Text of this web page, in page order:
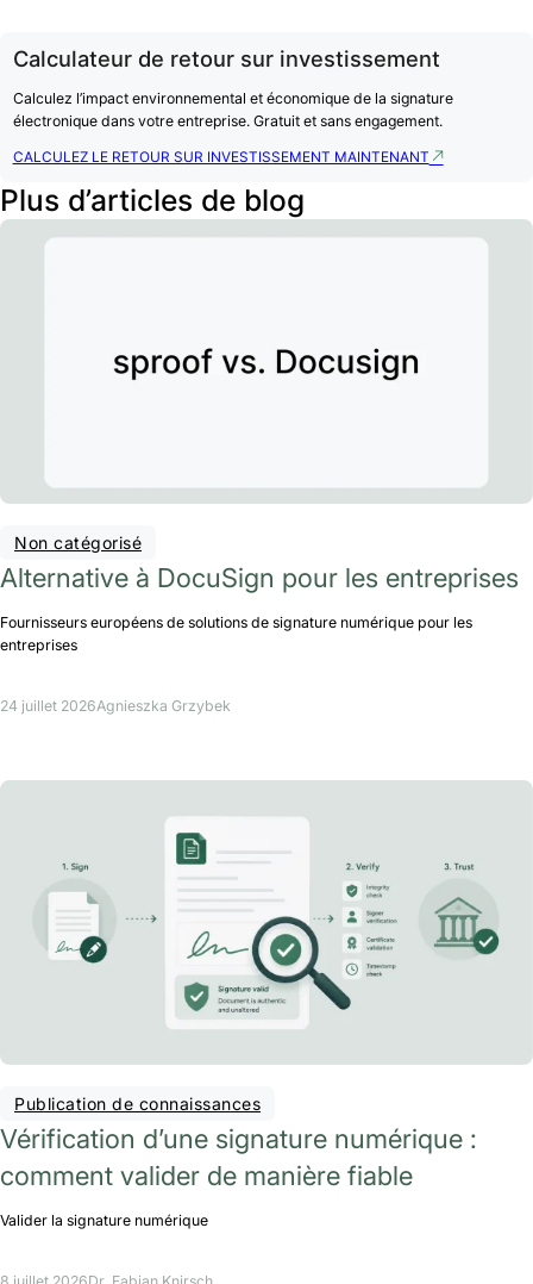
Calculateur de retour sur investissement
Calculez l’impact environnemental et économique de la signature
électronique dans votre entreprise. Gratuit et sans engagement.
CALCULEZ LE RETOUR SUR INVESTISSEMENT MAINTENANT
Plus d’articles de blog
Non catégorisé
Alternative à DocuSign pour les entreprises
Fournisseurs européens de solutions de signature numérique pour les
entreprises
24 juillet 2026Agnieszka Grzybek
Publication de connaissances
Vérification d’une signature numérique :
comment valider de manière fiable
Valider la signature numérique